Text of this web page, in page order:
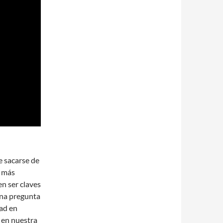
sacarse de
ser claves
pregunta
en
nuestra